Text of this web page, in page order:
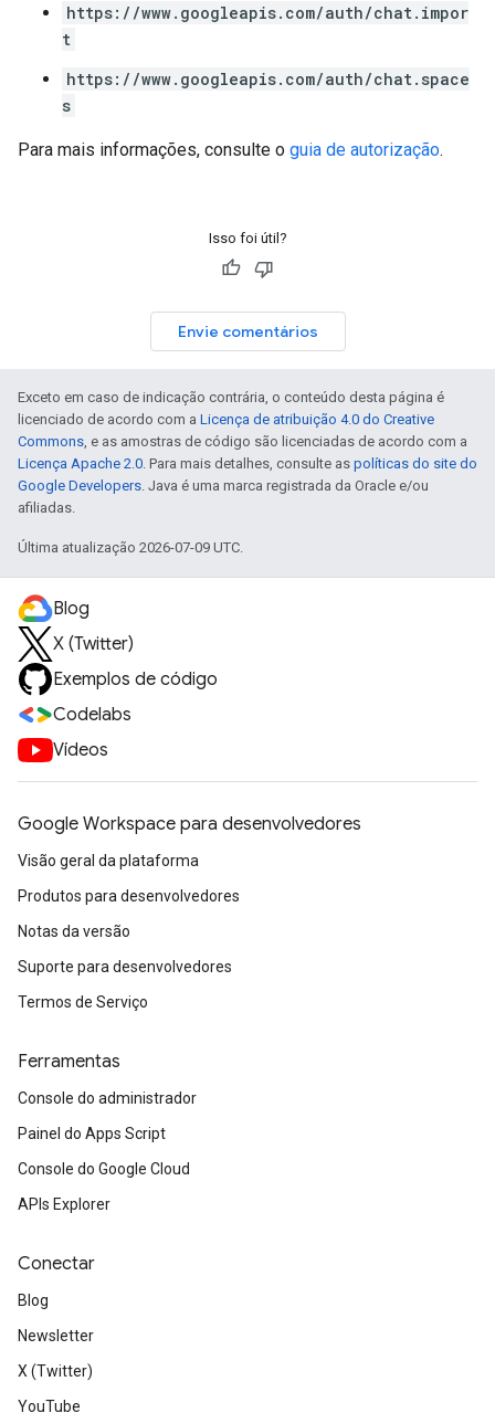
https://www.googleapis.com/auth/chat.impor
t
https://www.googleapis.com/auth/chat.space
s
Para mais informações, consulte o guia de autorização.
Isso foi útil?
Envie comentários
Exceto em caso de indicação contrária, o conteúdo desta página é
licenciado de acordo com a Licença de atribuição 4.0 do Creative
Commons, e as amostras de código são licenciadas de acordo com a
Licença Apache 2.0. Para mais detalhes, consulte as políticas do site do
Google Developers. Java é uma marca registrada da Oracle e/ou
afiliadas.
Última atualização 2026-07-09 UTC.
Blog
X (Twitter)
Exemplos de código
Codelabs
Vídeos
Google Workspace para desenvolvedores
Visão geral da plataforma
Produtos para desenvolvedores
Notas da versão
Suporte para desenvolvedores
Termos de Serviço
Ferramentas
Console do administrador
Painel do Apps Script
Console do Google Cloud
APIs Explorer
Conectar
Blog
Newsletter
X (Twitter)
YouTube